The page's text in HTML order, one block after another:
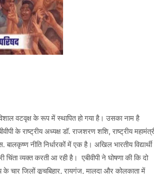
वटवृक्ष के रूप में स्थापित हो गया है। उसका नाम है
के राष्ट्रीय अध्यक्ष डॉ. राजशरण शशि, राष्ट्रीय
नीति निर्धारकों में एक है। अखिल भारतीय विद्यार्थी
चिंता व्यक्त करती आ रही है। एबीवीपी ने घोषणा की कि दो
चार जिलों कूचबिहार, रायगंज, मालदा और कोलकाता में